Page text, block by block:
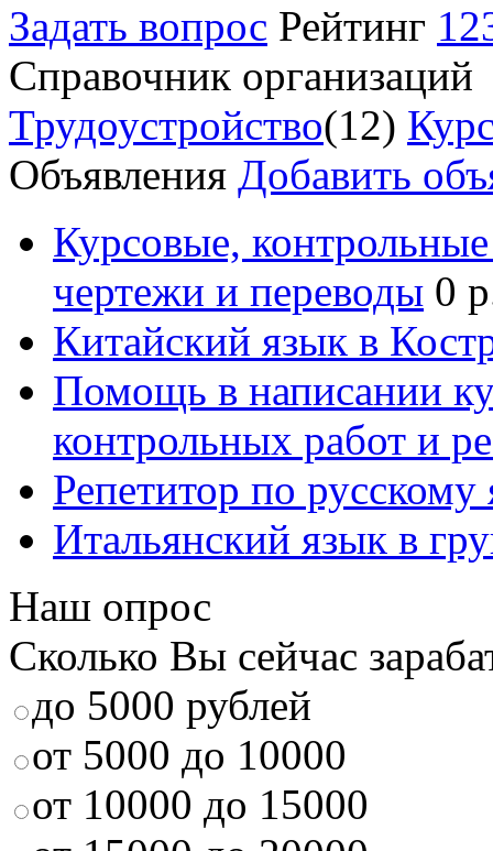
Задать вопрос Рейтинг
Справочник организаций
Трудоустройство(12)
Объявления Добавить
Курсовые,
чертежи и переводы 0
Китайский язык в
Помощь в написании
контрольных работ и
Репетитор по русскому
Итальянский язык в
Наш опрос
Сколько Вы сейчас
до 5000 рублей
от 5000 до 10000
от 10000 до 15000